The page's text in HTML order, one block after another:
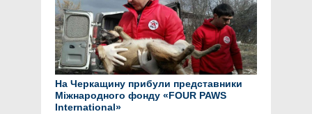
На Черкащину прибули представники
Міжнародного фонду «FOUR PAWS
International»